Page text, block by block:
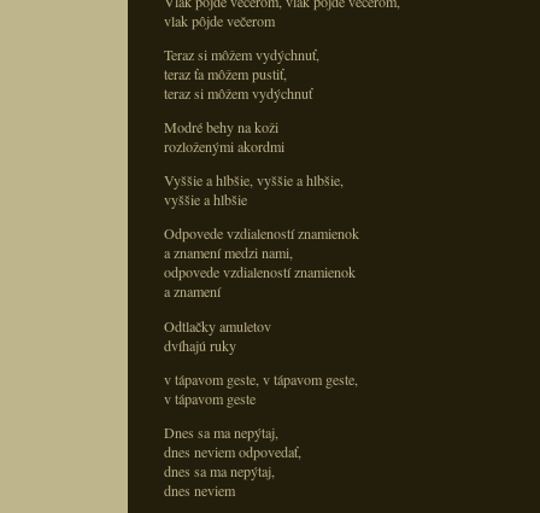
vlak pôjde večerom
Teraz si môžem vydýchnuť,
teraz ťa môžem pustiť,
teraz si môžem vydýchnuť
Modré behy na koži
rozloženými akordmi
Vyššie a hlbšie, vyššie a hlbšie,
vyššie a hlbšie
Odpovede vzdialeností znamienok
a znamení medzi nami,
odpovede vzdialeností znamienok
a znamení
Odtlačky amuletov
dvíhajú ruky
v tápavom geste, v tápavom geste,
v tápavom geste
Dnes sa ma nepýtaj,
dnes neviem odpovedať,
dnes sa ma nepýtaj,
dnes neviem